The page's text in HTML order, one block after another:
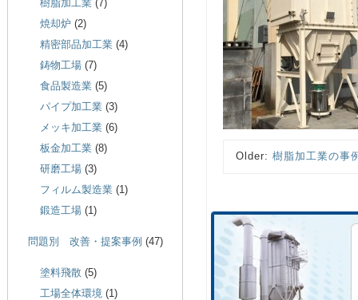
Older: 樹脂加工業の事
樹脂加工業 (7)
焼却炉 (2)
精密部品加工業 (4)
鋳物工場 (7)
食品製造業 (5)
パイプ加工業 (3)
メッキ加工業 (6)
板金加工業 (8)
研磨工場 (3)
フィルム製造業 (1)
鍛造工場 (1)
問題別 改善・提案事例 (47)
塗料飛散 (5)
工場全体環境 (1)